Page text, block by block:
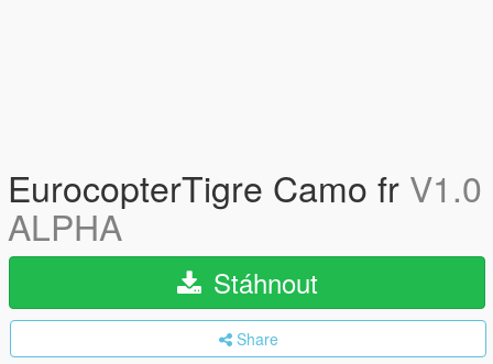
EurocopterTigre Camo fr V1.0
ALPHA
Stáhnout
Share